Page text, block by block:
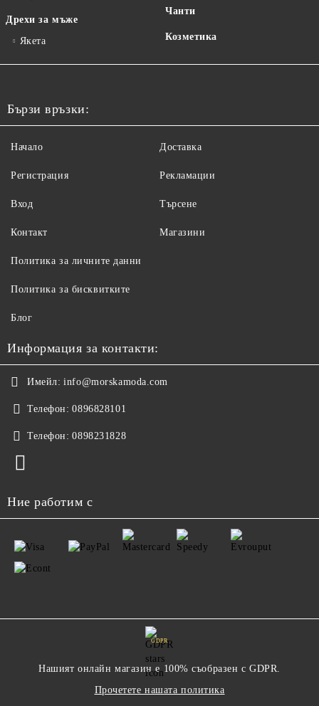
Дрехи за мъже
Якета
Чанти
Козметика
Бързи връзки:
Начало
Регистрация
Вход
Контакт
Доставка
Рекламации
Търсене
Магазини
Политика за личните данни
Политика за бисквитките
Блог
Информация за контакти:
Имейл: info@morskamoda.com
Телефон: 0896828101
Телефон: 0898231828
Ние работим с
GDPR
Нашият онлайн магазин е 100% съобразен с GDPR.
Прочетете нашата политика